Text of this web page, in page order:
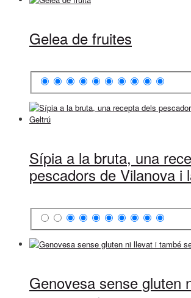
Gelea de fruites
Sípia a la bruta, una
pescadors de Vilanova i
Genovesa sense gluten